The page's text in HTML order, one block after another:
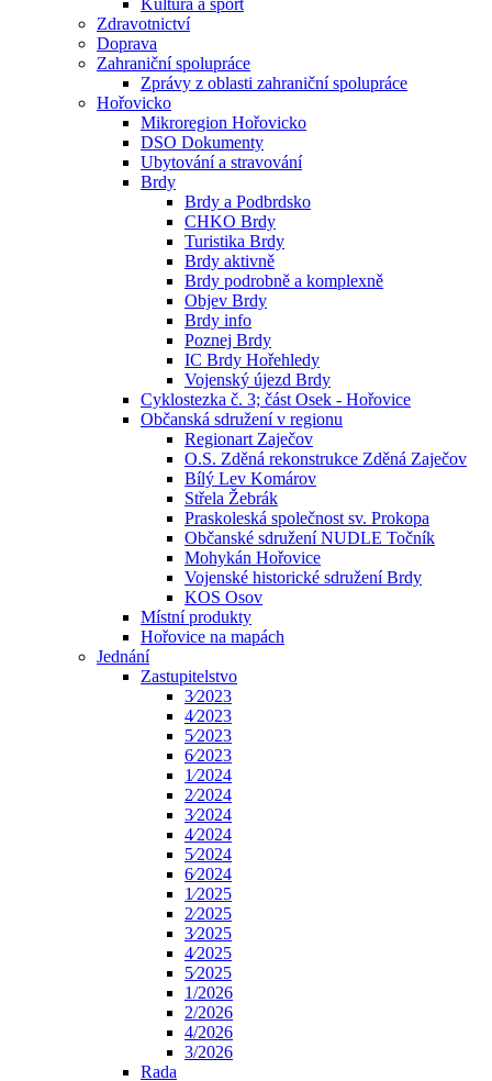
Kultura a sport
Zdravotnictví
Doprava
Zahraniční spolupráce
Zprávy z oblasti zahraniční spolupráce
Hořovicko
Mikroregion Hořovicko
DSO Dokumenty
Ubytování a stravování
Brdy
Brdy a Podbrdsko
CHKO Brdy
Turistika Brdy
Brdy aktivně
Brdy podrobně a komplexně
Objev Brdy
Brdy info
Poznej Brdy
IC Brdy Hořehledy
Vojenský újezd Brdy
Cyklostezka č. 3; část Osek - Hořovice
Občanská sdružení v regionu
Regionart Zaječov
O.S. Zděná rekonstrukce Zděná Zaječov
Bílý Lev Komárov
Střela Žebrák
Praskoleská společnost sv. Prokopa
Občanské sdružení NUDLE Točník
Mohykán Hořovice
Vojenské historické sdružení Brdy
KOS Osov
Místní produkty
Hořovice na mapách
Jednání
Zastupitelstvo
3⁄2023
4⁄2023
5⁄2023
6⁄2023
1⁄2024
2⁄2024
3⁄2024
4⁄2024
5⁄2024
6⁄2024
1⁄2025
2⁄2025
3⁄2025
4⁄2025
5⁄2025
1/2026
2/2026
4/2026
3/2026
Rada